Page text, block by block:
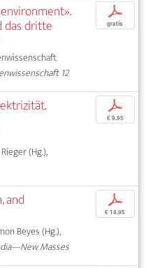
das dritte
12
p
gratis
(Hg.),
p
€ 9,95
and
Beyes (Hg.),
Masses
p
€ 14,95